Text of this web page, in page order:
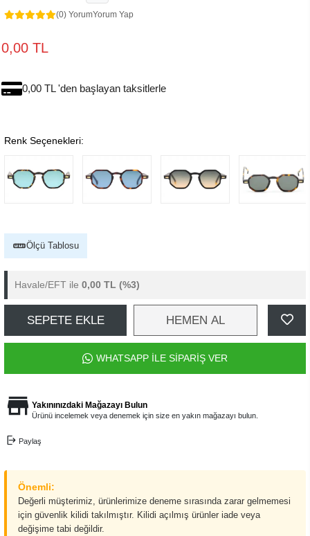
(0) YorumYorum Yap
0,00 TL
0,00 TL 'den başlayan taksitlerle
Renk Seçenekleri:
Ölçü Tablosu
Havale/EFT ile 0,00 TL (%3)
SEPETE EKLE HEMEN AL
WHATSAPP İLE SİPARİŞ VER
Yakınınızdaki Mağazayı Bulun
Ürünü incelemek veya denemek için size en yakın mağazayı bulun.
Paylaş
Önemli:
Değerli müşterimiz, ürünlerimize deneme sırasında zarar gelmemesi
için güvenlik kilidi takılmıştır. Kilidi açılmış ürünler iade veya
değişime tabi değildir.